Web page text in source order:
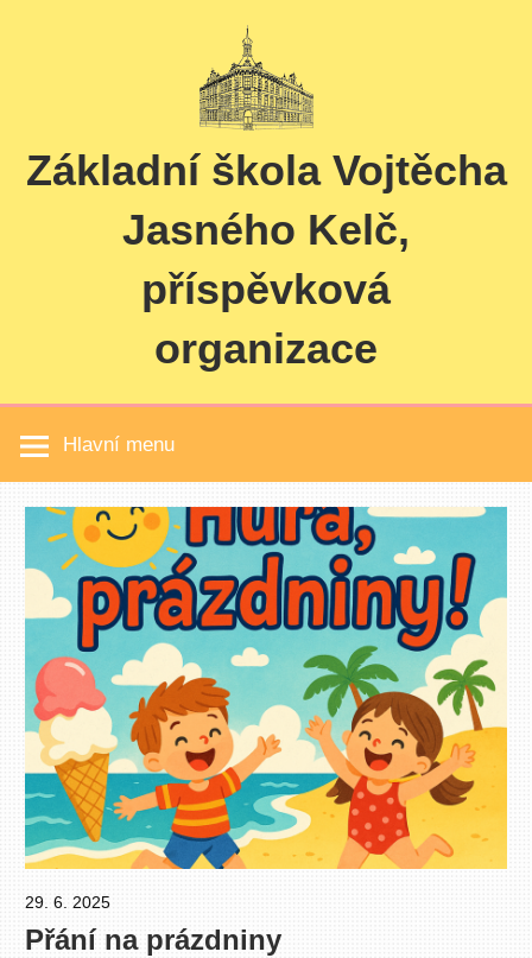
Základní škola Vojtěcha
Jasného Kelč,
příspěvková
organizace
Hlavní menu
29. 6. 2025
Přání na prázdniny